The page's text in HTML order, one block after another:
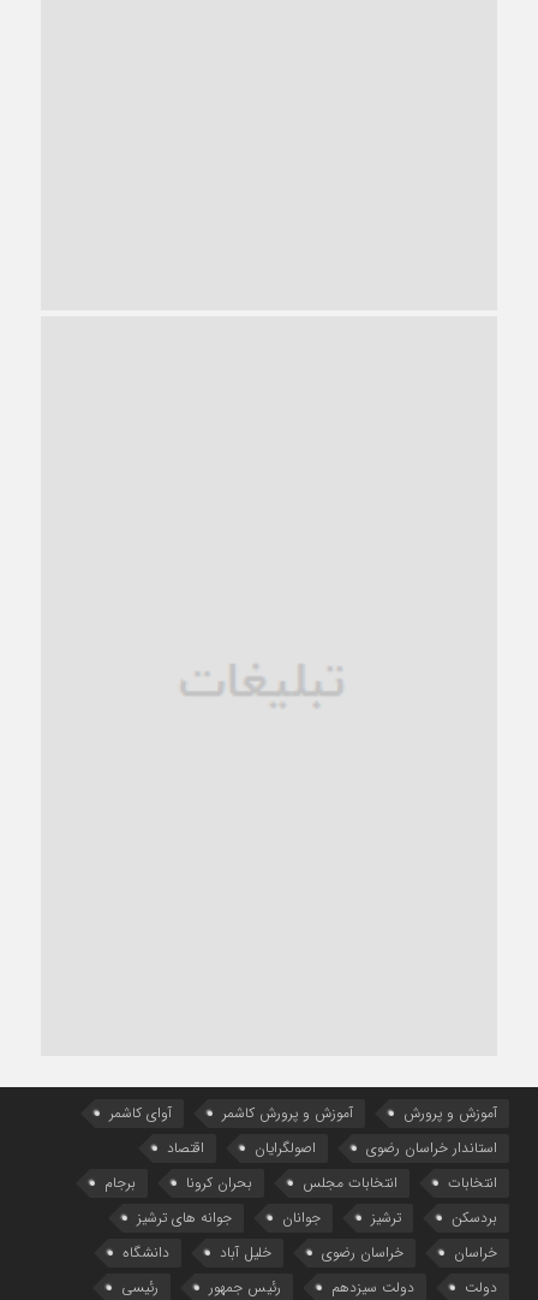
آموزش و پرورش آموزش و پرورش کاشمر
آوای کاشمر
استاندار خراسان رضوی
اصولگرایان
اقتصاد
انتخابات
انتخابات مجلس بحران کرونا
برجام
بردسکن
ترشیز جوانان
جوانه های ترشیز
خراسان
خراسان رضوی خلیل آباد
دانشگاه
دولت
دولت سیزدهم رئیس جمهور رئیسی